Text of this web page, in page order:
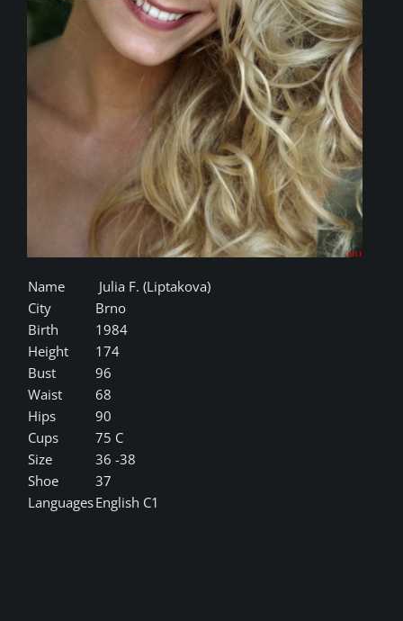
Name
Julia F. (Liptakova)
City
Brno
Birth
1984
Height
174
Bust
96
Waist
68
Hips
90
Cups
75 C
Size
36 -38
Shoe
37
LanguagesEnglish C1